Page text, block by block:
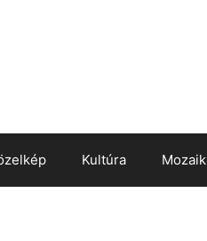
Kultúra Mozaik